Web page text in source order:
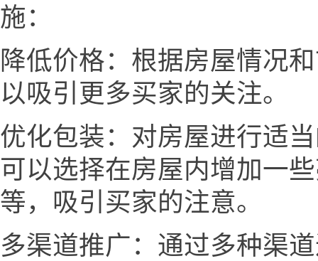
施：
降低价格：根据房屋情况
以吸引更多买家的关注。
优化包装：对房屋进行适
可以选择在房屋内增加一
等，吸引买家的注意。
多渠道推广：通过多种渠